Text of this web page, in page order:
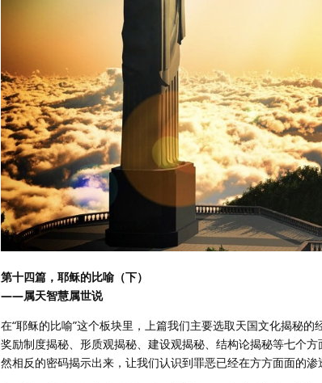
第十四篇，耶稣的比喻（下）
——属天智慧属世说
在“耶稣的比喻”这个板块里，上篇我们主要选取天国文化揭秘
奖励制度揭秘、形质观揭秘、建设观揭秘、结构论揭秘等七个
然相反的密码揭示出来，让我们认识到罪恶已经在方方面面的